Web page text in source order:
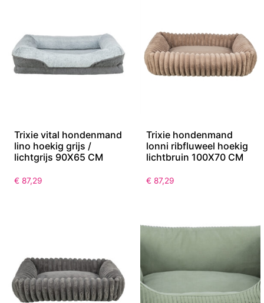
Trixie vital hondenmand
lino hoekig grijs /
lichtgrijs 90X65 CM
€ 87,29
Trixie hondenmand
lonni ribfluweel hoekig
lichtbruin 100X70 CM
€ 87,29